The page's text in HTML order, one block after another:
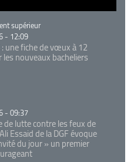
supérieur
- 12:09
une fiche de vœux à 12
nouveaux bacheliers
- 09:37
de lutte contre les feux de
Essaid de la DGF évoque
du jour » un premier